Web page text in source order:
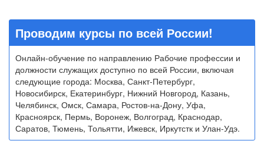
Проводим курсы по всей России!
Онлайн-обучение по направлению Рабочие профессии и
должности служащих доступно по всей России, включая
следующие города: Москва, Санкт-Петербург,
Новосибирск, Екатеринбург, Нижний Новгород, Казань,
Челябинск, Омск, Самара, Ростов-на-Дону, Уфа,
Красноярск, Пермь, Воронеж, Волгоград, Краснодар,
Саратов, Тюмень, Тольятти, Ижевск, Иркутстк и Улан-Удэ.